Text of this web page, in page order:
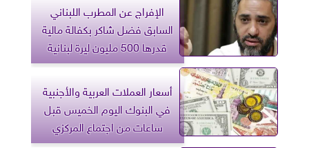
الإفراج عن المطرب اللبناني
السابق فضل شاكر بكفالة مالية
قدرها 500 مليون ليرة لبنانية
أسعار العملات العربية والأجنبية
في البنوك اليوم الخميس قبل
ساعات من اجتماع المركزي